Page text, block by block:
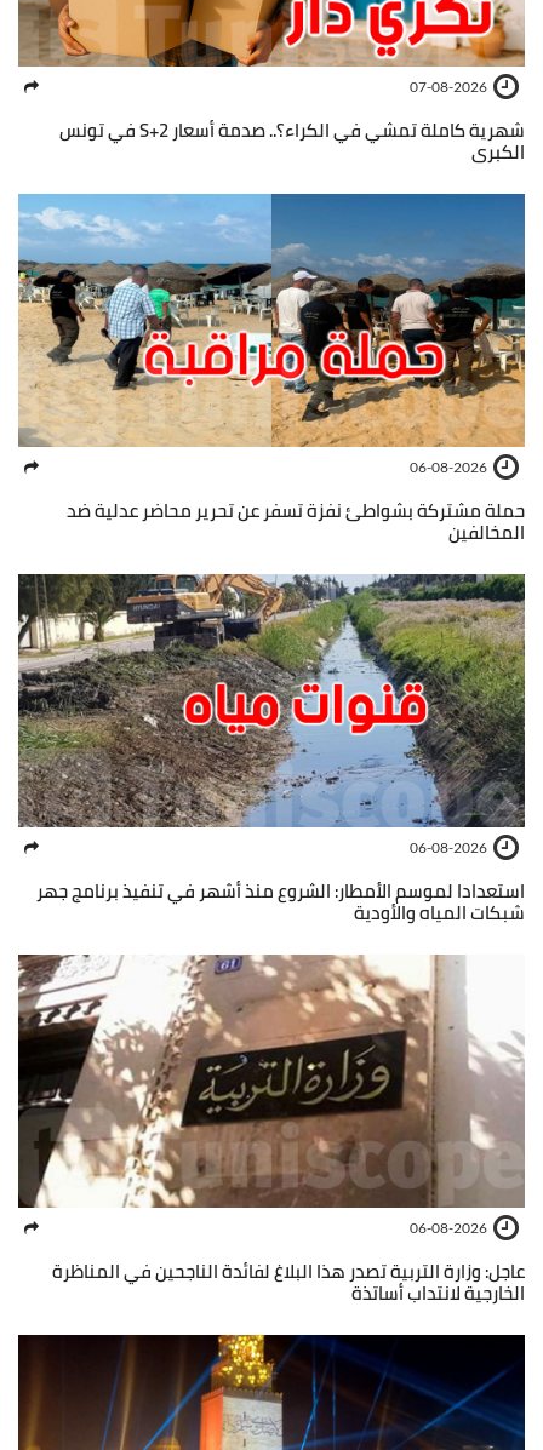
07-08-2026
شهرية كاملة تمشي في الكراء؟.. صدمة أسعار S+2 في تونس
الكبرى
06-08-2026
حملة مشتركة بشواطئ نفزة تسفر عن تحرير محاضر عدلية ضد
المخالفين
06-08-2026
استعدادا لموسم الأمطار: الشروع منذ أشهر في تنفيذ برنامج جهر
شبكات المياه والأودية
06-08-2026
عاجل: وزارة التربية تصدر هذا البلاغ لفائدة الناجحين في المناظرة
الخارجية لانتداب أساتذة